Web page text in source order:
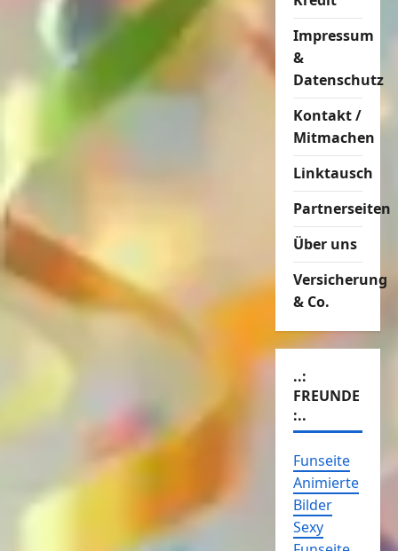
Impressum
&
Datenschutz
Kontakt /
Mitmachen
Linktausch
Partnerseiten
Über uns
Versicherung
& Co.
..:
FREUNDE
:..
Funseite
Animierte
Bilder
Sexy